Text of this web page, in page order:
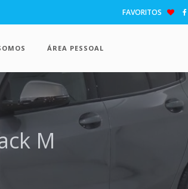
FAVORITOS
ÁREA PESSOAL
M